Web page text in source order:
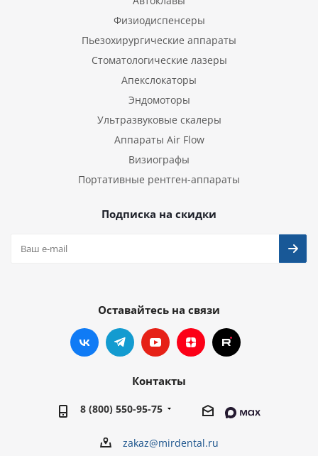
Физиодиспенсеры
Пьезохирургические аппараты
Стоматологические лазеры
Апекслокаторы
Эндомоторы
Ультразвуковые скалеры
Аппараты Air Flow
Визиографы
Портативные рентген-аппараты
Подписка на скидки
Оставайтесь на связи
Контакты
8 (800) 550-95-75
zakaz@mirdental.ru